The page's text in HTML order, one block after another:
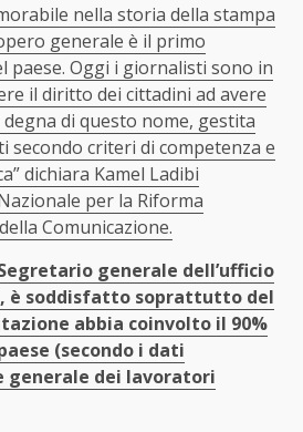
nella storia della stampa
generale è il primo
paese. Oggi i giornalisti sono in
il diritto dei cittadini ad avere
di questo nome, gestita
secondo criteri di competenza e
dichiara Kamel Ladibi
per la Riforma
Comunicazione.
generale dell’ufficio
è soddisfatto soprattutto del
abbia coinvolto il 90%
(secondo i dati
generale dei lavoratori